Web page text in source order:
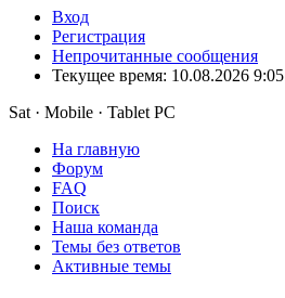
Вход
Регистрация
Непрочитанные сообщения
Текущее время: 10.08.2026 9:05
Sat · Mobile · Tablet PC
На главную
Форум
FAQ
Поиск
Наша команда
Темы без ответов
Активные темы